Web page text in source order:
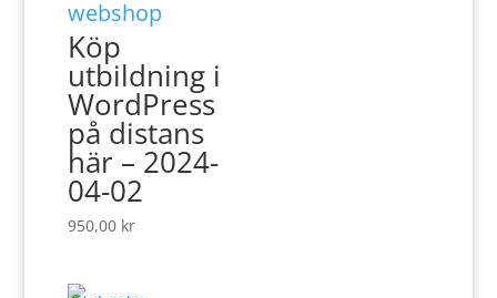
Köp
utbildning i
WordPress
på distans
här – 2024-
04-02
950,00 kr